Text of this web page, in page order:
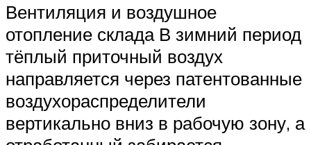
Вентиляция и воздушное
отопление склада В зимний период
тёплый приточный воздух
направляется через патентованные
воздухораспределители
вертикально вниз в рабочую зону, а